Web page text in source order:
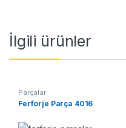
İlgili ürünler
Parçalar
Ferforje Parça 4016